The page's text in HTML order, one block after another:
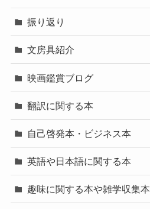
振り返り
文房具紹介
映画鑑賞ブログ
翻訳に関する本
自己啓発本・ビジネス本
英語や日本語に関する本
趣味に関する本や雑学収集本